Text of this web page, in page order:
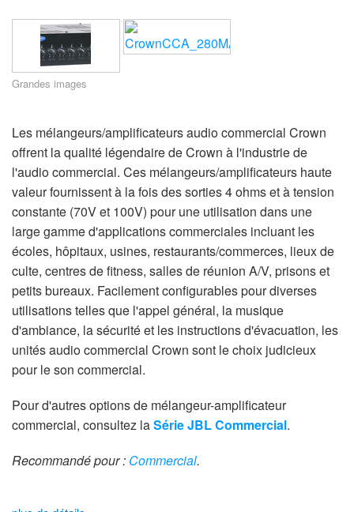
Grandes images
Les mélangeurs/amplificateurs audio commercial Crown
offrent la qualité légendaire de Crown à l'industrie de
l'audio commercial. Ces mélangeurs/amplificateurs haute
valeur fournissent à la fois des sorties 4 ohms et à tension
constante (70V et 100V) pour une utilisation dans une
large gamme d'applications commerciales incluant les
écoles, hôpitaux, usines, restaurants/commerces, lieux de
culte, centres de fitness, salles de réunion A/V, prisons et
petits bureaux. Facilement configurables pour diverses
utilisations telles que l'appel général, la musique
d'ambiance, la sécurité et les instructions d'évacuation, les
unités audio commercial Crown sont le choix judicieux
pour le son commercial.
Pour d'autres options de mélangeur-amplificateur
commercial, consultez laSérie JBL Commercial.
Recommandé pour : Commercial.